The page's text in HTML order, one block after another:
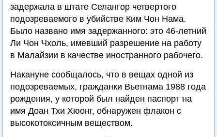
задержала в штате Селангор четвертого
подозреваемого в убийстве Ким Чон Нама.
Было названо имя задержанного: это 46-летний
Ли Чон Чхоль, имевший разрешение на работу
в Малайзии в качестве иностранного рабочего.
Накануне сообщалось, что в вещах одной из
подозреваемых, гражданки Вьетнама 1988 года
рождения, у которой был найден паспорт на
имя Доан Тхи Хюонг, обнаружен флакон с
высокотоксичным веществом.